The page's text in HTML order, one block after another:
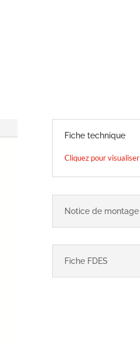
Fiche technique
Cliquez pour visualiser
Notice de montage
Fiche FDES